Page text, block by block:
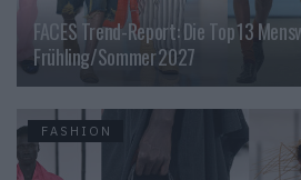
FACES Trend-Report: Die Top 13
Frühling/Sommer 2027
FASHION